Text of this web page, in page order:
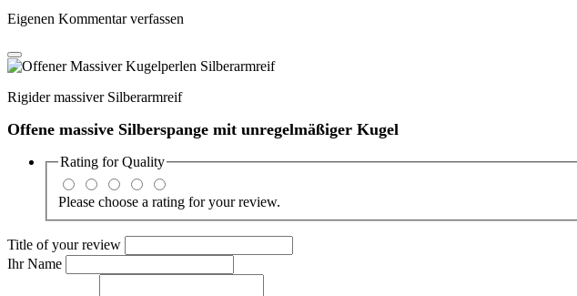
Eigenen Kommentar verfassen
Rigider massiver Silberarmreif
Offene massive Silberspange mit unregelmäßiger Kugel
Rating forQuality
Please choose a rating for your review.
Title of your review
Ihr Name